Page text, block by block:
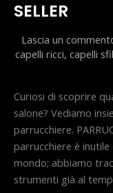
SELLER
Lascia un
capelli ricci, capelli
Curiosi di scoprire
salone? Vediamo
parrucchiere.
parrucchiere è
mondo; abbiamo
strumenti già al